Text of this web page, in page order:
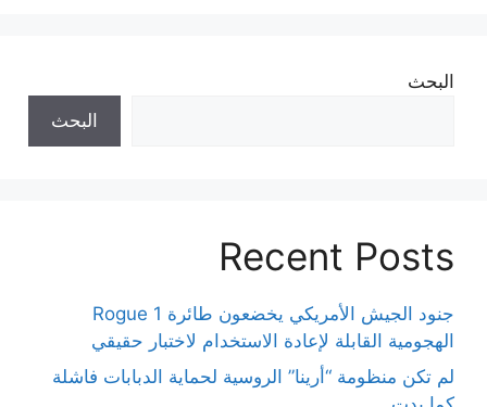
البحث
البحث
Recent Posts
جنود الجيش الأمريكي يخضعون طائرة Rogue 1
الهجومية القابلة لإعادة الاستخدام لاختبار حقيقي
لم تكن منظومة “أرينا” الروسية لحماية الدبابات فاشلة